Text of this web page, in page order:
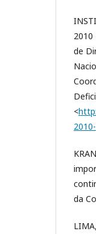
2010
de
<
da